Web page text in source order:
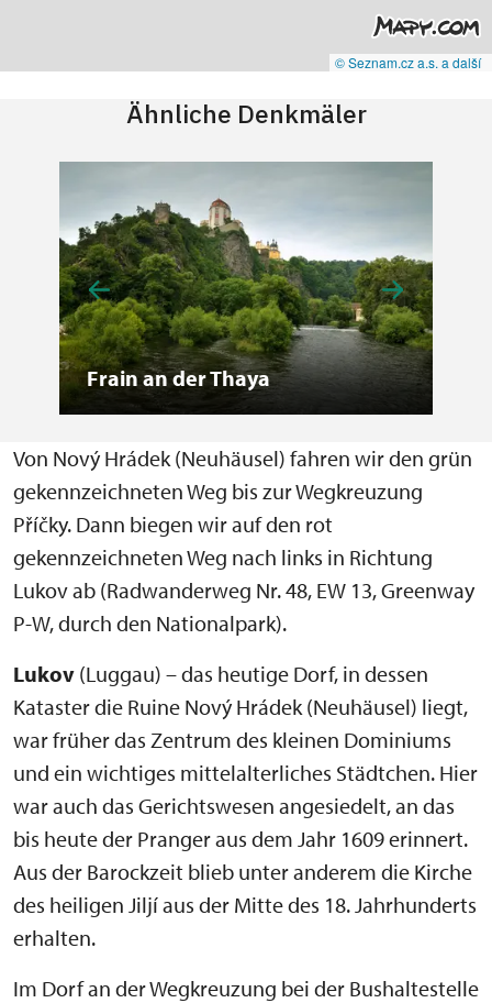
© Seznam.cz a.s. a další
Ähnliche Denkmäler
Frain an der Thaya
Von Nový Hrádek (Neuhäusel) fahren wir den grün
gekennzeichneten Weg bis zur Wegkreuzung
Příčky. Dann biegen wir auf den rot
gekennzeichneten Weg nach links in Richtung
Lukov ab (Radwanderweg Nr. 48, EW 13, Greenway
P-W, durch den Nationalpark).
Lukov (Luggau) – das heutige Dorf, in dessen
Kataster die Ruine Nový Hrádek (Neuhäusel) liegt,
war früher das Zentrum des kleinen Dominiums
und ein wichtiges mittelalterliches Städtchen. Hier
war auch das Gerichtswesen angesiedelt, an das
bis heute der Pranger aus dem Jahr 1609 erinnert.
Aus der Barockzeit blieb unter anderem die Kirche
des heiligen Jiljí aus der Mitte des 18. Jahrhunderts
erhalten.
Im Dorf an der Wegkreuzung bei der Bushaltestelle